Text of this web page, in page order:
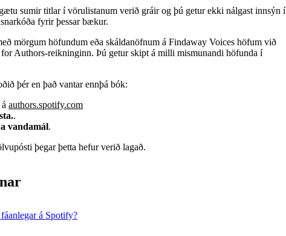
sumir titlar í vörulistanum verið gráir og þú getur ekki nálgast innsýn í
fyrir þessar bækur.
mörgum höfundum eða skáldanöfnum á Findaway Voices höfum við
Authors-reikninginn. Þú getur skipt á milli mismunandi höfunda í
þér en það vantar ennþá bók:
authors.spotify.com
.
vandamál.
þegar þetta hefur verið lagað.
á Spotify?